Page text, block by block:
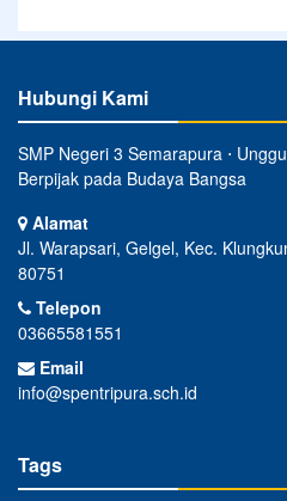
Hubungi Kami
SMP Negeri 3 Semarapura ⋅
Berpijak pada Budaya Bangsa
Alamat
Jl. Warapsari, Gelgel, Kec.
80751
Telepon
03665581551
Email
info@spentripura.sch.id
Tags